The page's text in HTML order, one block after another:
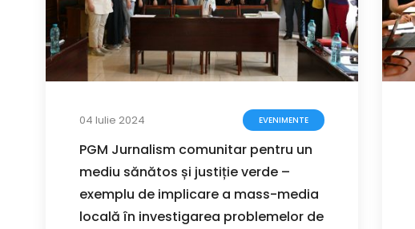
04 Iulie 2024 EVENIMENTE
PGM Jurnalism comunitar pentru un
mediu sănătos și justiție verde –
exemplu de implicare a mass-media
locală în investigarea problemelor de